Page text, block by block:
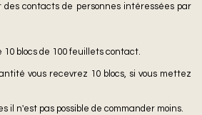
des contacts de personnes intéressées par
10 blocs de 100 feuillets contact.
vous recevrez 10 blocs, si vous mettez
il n'est pas possible de commander moins.